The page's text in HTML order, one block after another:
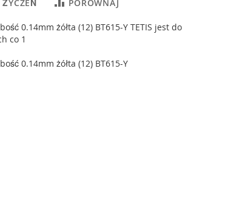
PORÓWNAJ
0.14mm żółta (12) BT615-Y TETIS jest do
co 1
0.14mm żółta (12) BT615-Y